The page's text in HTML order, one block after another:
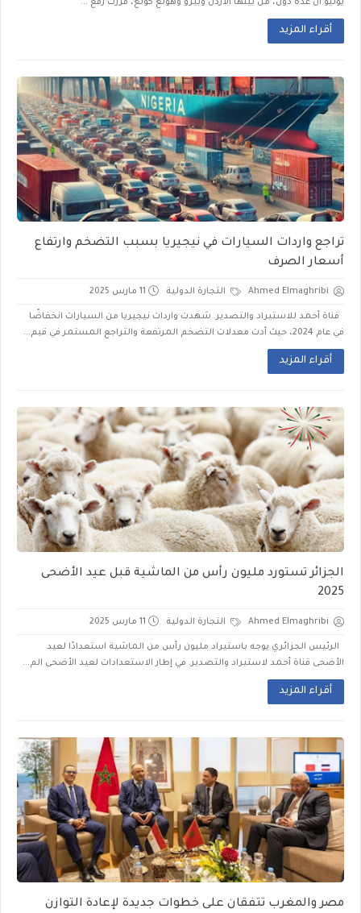
يوليو أن عدة دول، من بينها الأردن وبيرو وهونغ كونغ، قررت رفع ...
أقراء المزيد
تراجع واردات السيارات في نيجيريا بسبب التضخم وارتفاع
أسعار الصرف
Ahmed Elmaghribi التجارة الدولية 11 مارس 2025
قناة أحمد للاستيراد والتصدير. شهدت واردات نيجيريا من السيارات انخفاضًا
في عام 2024، حيث أدت معدلات التضخم المرتفعة والتراجع المستمر في قيم...
أقراء المزيد
الجزائر تستورد مليون رأس من الماشية قبل عيد الأضحى
2025
Ahmed Elmaghribi التجارة الدولية 11 مارس 2025
الرئيس الجزائري يوجه باستيراد مليون رأس من الماشية استعدادًا لعيد
الأضحى قناة أحمد لاستيراد والتصدير. في إطار الاستعدادات لعيد الأضحى الم...
أقراء المزيد
مصر والمغرب تتفقان على خطوات جديدة لإعادة التوازن